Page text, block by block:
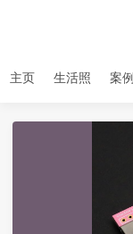
主页 生活照 案例